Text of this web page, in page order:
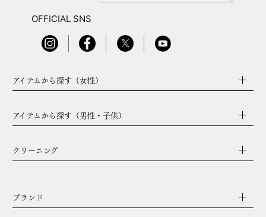
OFFICIAL SNS
アイテムから探す（女性）
アイテムから探す（男性・子供）
クリーニング
ブランド